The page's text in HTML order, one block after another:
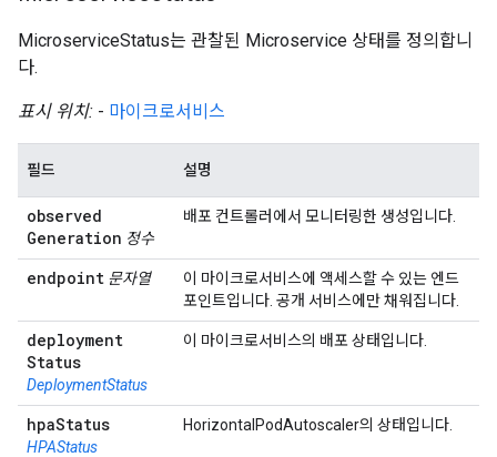
MicroserviceStatus는 관찰된 Microservice 상태를 정의합니
다.
표시 위치: - 마이크로서비스
필드 설명
observed
Generation 정수
배포 컨트롤러에서 모니터링한 생성입니다.
endpoint 문자열
이 마이크로서비스에 액세스할 수 있는 엔드
포인트입니다. 공개 서비스에만 채워집니다.
deployment
Status
DeploymentStatus
이 마이크로서비스의 배포 상태입니다.
hpaStatus
HPAStatus
HorizontalPodAutoscaler의 상태입니다.